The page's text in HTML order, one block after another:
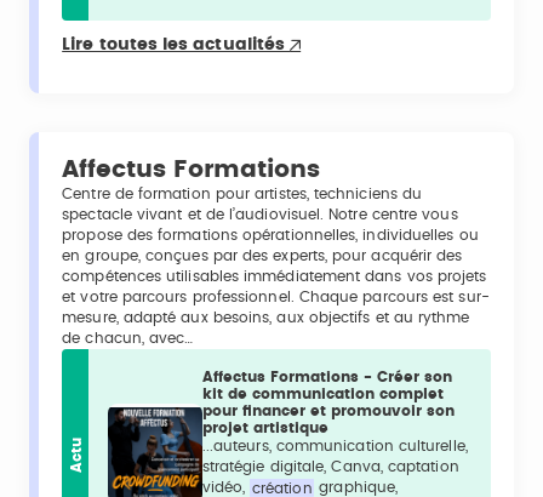
Lire toutes les actualités
Affectus Formations
Centre de formation pour artistes, techniciens du
spectacle vivant et de l’audiovisuel. Notre centre vous
propose des formations opérationnelles, individuelles ou
en groupe, conçues par des experts, pour acquérir des
compétences utilisables immédiatement dans vos projets
et votre parcours professionnel. Chaque parcours est sur-
mesure, adapté aux besoins, aux objectifs et au rythme
de chacun, avec…
Actu
Affectus Formations - Créer son
kit de communication complet
pour financer et promouvoir son
projet artistique
...auteurs, communication culturelle,
stratégie digitale, Canva, captation
vidéo, création graphique,